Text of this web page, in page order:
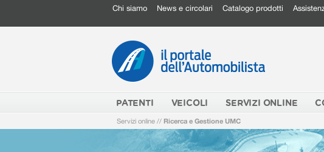
Chi siamo News e circolari Catalogo prodotti
PATENTI VEICOLI SERVIZI ONLINE
Servizi online // Ricerca e Gestione UMC